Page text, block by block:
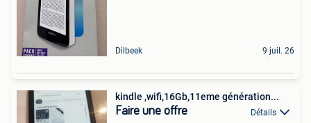
Dilbeek 9 juil. 26
kindle ,wifi,16Gb,11eme génération...
Faire une offre Détails